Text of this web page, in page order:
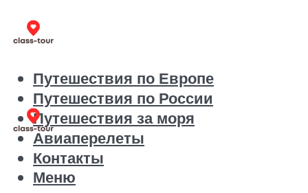
Путешествия по Европе
Путешествия по России
Путешествия за моря
Авиаперелеты
Контакты
Меню